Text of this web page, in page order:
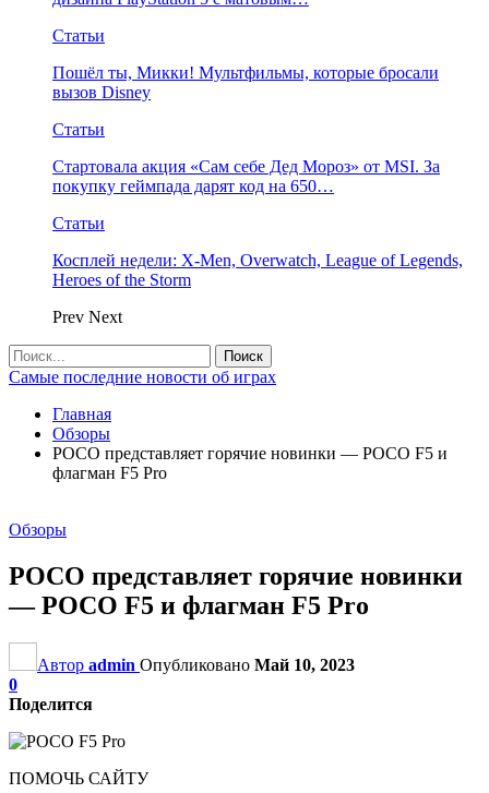
Статьи
Пошёл ты, Микки! Мультфильмы, которые бросали
вызов Disney
Статьи
Стартовала акция «Сам себе Дед Мороз» от MSI. За
покупку геймпада дарят код на 650…
Статьи
Косплей недели: X-Men, Overwatch, League of Legends,
Heroes of the Storm
Prev Next
Самые последние новости об играх
Главная
Обзоры
POCO представляет горячие новинки — POCO F5 и
флагман F5 Pro
Обзоры
POCO представляет горячие новинки
— POCO F5 и флагман F5 Pro
Автор admin Опубликовано Май 10, 2023
0
Поделится
ПОМОЧЬ САЙТУ